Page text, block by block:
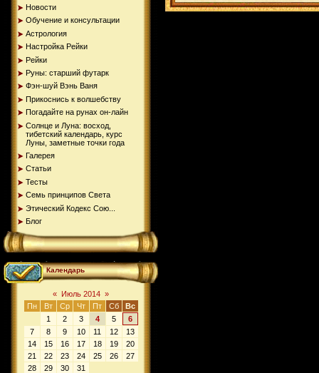
Новости
Обучение и консультации
Астрология
Настройка Рейки
Рейки
Руны: старший футарк
Фэн-шуй Вэнь Ваня
Прикоснись к волшебству
Погадайте на рунах oн-лайн
Солнце и Луна: восход,
тибетский календарь, курс
Луны, заметные точки года
Галерея
Статьи
Тесты
Семь принципов Света
Этический Кодекс Сою...
Блог
Календарь
« Июль 2014 »
Пн
Вт Ср Чт Пт Сб
Вс
1
2 3 4 5
6
7
8 9 10 11 12
13
14
15 16 17 18 19
20
21
22 23 24 25 26
27
28
29 30 31